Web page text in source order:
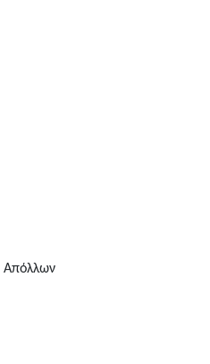
Απόλλων